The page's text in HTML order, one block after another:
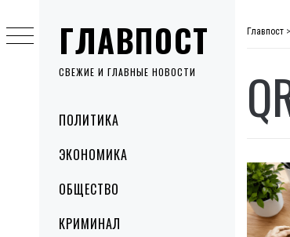
ГЛАВПОСТ
СВЕЖИЕ И ГЛАВНЫЕ НОВОСТИ
MenuПОЛИТИКА
ЭКОНОМИКА
ОБЩЕСТВО
КРИМИНАЛ
to
content
Главпост >